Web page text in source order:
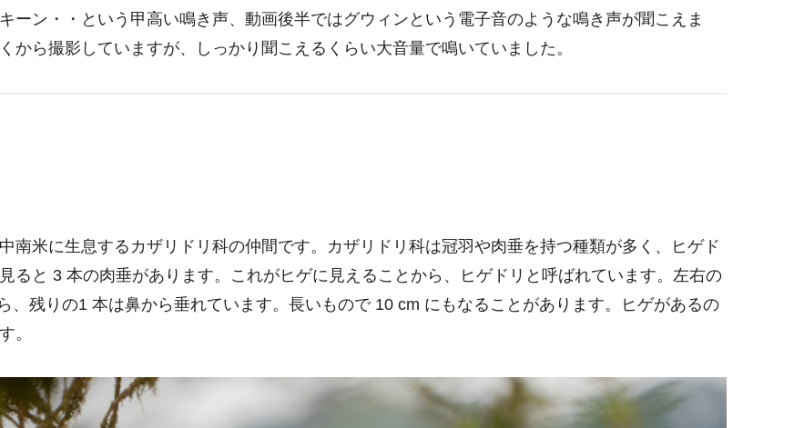
ーン・・という甲高い鳴き声、動画後半ではグウィンという電子音のような鳴き声が聞こえま
から撮影していますが、しっかり聞こえるくらい大音量で鳴いていました。
南米に生息するカザリドリ科の仲間です。カザリドリ科は冠羽や肉垂を持つ種類が多く、ヒゲド
ると 3 本の肉垂があります。これがヒゲに見えることから、ヒゲドリと呼ばれています。左右の
、残りの1 本は鼻から垂れています。長いもので 10 cm にもなることがあります。ヒゲがあるの
。